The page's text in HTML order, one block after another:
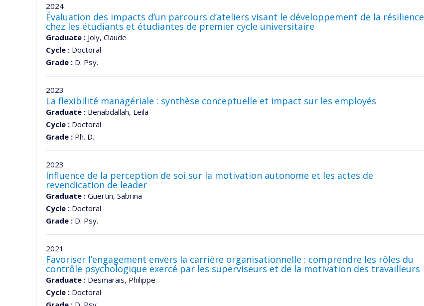
2024
Évaluation des impacts d’un parcours d’ateliers visant le développement de la résilience
chez les étudiants et étudiantes de premier cycle universitaire
Graduate : Joly, Claude
Cycle : Doctoral
Grade : D. Psy.
2023
La flexibilité managériale : synthèse conceptuelle et impact sur les employés
Graduate : Benabdallah, Leila
Cycle : Doctoral
Grade : Ph. D.
2023
Influence de la perception de soi sur la motivation autonome et les actes de
revendication de leader
Graduate : Guertin, Sabrina
Cycle : Doctoral
Grade : D. Psy.
2021
Favoriser l’engagement envers la carrière organisationnelle : comprendre les rôles du
contrôle psychologique exercé par les superviseurs et de la motivation des travailleurs
Graduate : Desmarais, Philippe
Cycle : Doctoral